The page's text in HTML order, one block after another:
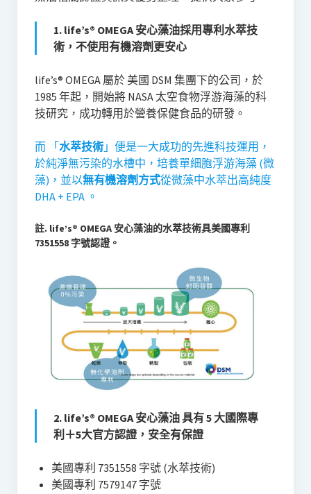
1. life’s® OMEGA 安心藻油採用專利水萃技
術，不使用有機溶劑更安心
life’s® OMEGA 屬於 美國 DSM 集團下的公司，於
1985 年起，開始將 NASA 太空食物浮游海藻的科
技研究，成功轉用於營養保健食品的研發。
而 「水萃技術」便是一大成功的先進科技運用，
於純淨無污染的水槽中，培養單細胞浮游海藻 (微
藻)，並以無有機溶劑方式從微藻中水萃出高純度
DHA + EPA 。
註. life’s® OMEGA 安心藻油的水萃技術具美國專利
7351558 字號認證。
2. life’s® OMEGA 安心藻油具有 5 大國際專
利＋5大官方認證，安全有保證
美國專利 7351558 字號 (水萃技術)
美國專利 7579147 字號